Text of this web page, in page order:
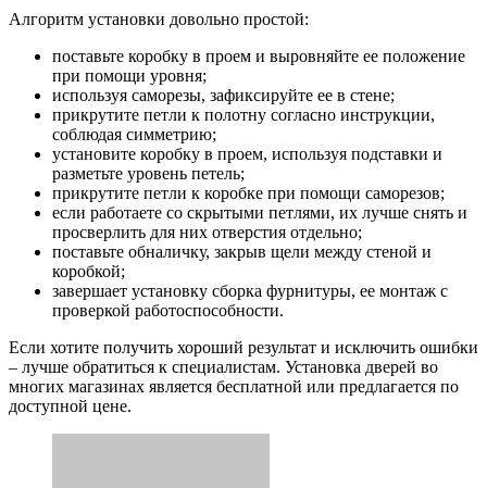
Алгоритм установки довольно простой:
поставьте коробку в проем и выровняйте ее положение
при помощи уровня;
используя саморезы, зафиксируйте ее в стене;
прикрутите петли к полотну согласно инструкции,
соблюдая симметрию;
установите коробку в проем, используя подставки и
разметьте уровень петель;
прикрутите петли к коробке при помощи саморезов;
если работаете со скрытыми петлями, их лучше снять и
просверлить для них отверстия отдельно;
поставьте обналичку, закрыв щели между стеной и
коробкой;
завершает установку сборка фурнитуры, ее монтаж с
проверкой работоспособности.
Если хотите получить хороший результат и исключить ошибки
– лучше обратиться к специалистам. Установка дверей во
многих магазинах является бесплатной или предлагается по
доступной цене.